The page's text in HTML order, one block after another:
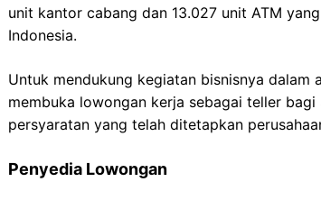
unit kantor cabang dan 13.027 unit ATM
Indonesia.
Untuk mendukung kegiatan bisnisnya dalam
membuka lowongan kerja sebagai teller
persyaratan yang telah ditetapkan
Penyedia Lowongan